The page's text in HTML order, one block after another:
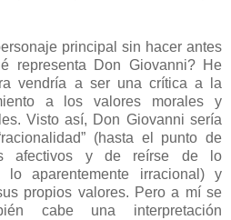
principal sin hacer antes
representa Don Giovanni? He
vendría a ser una crítica a la
a los valores morales y
Visto así, Don Giovanni sería
(hasta el punto de
afectivos y de reírse de lo
aparentemente irracional) y
propios valores. Pero a mí se
cabe una interpretación